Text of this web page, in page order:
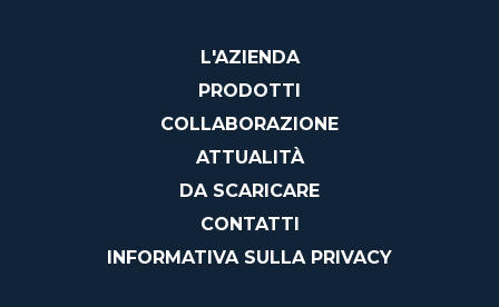
L'AZIENDA
PRODOTTI
COLLABORAZIONE
ATTUALITÀ
DA SCARICARE
CONTATTI
INFORMATIVA SULLA PRIVACY